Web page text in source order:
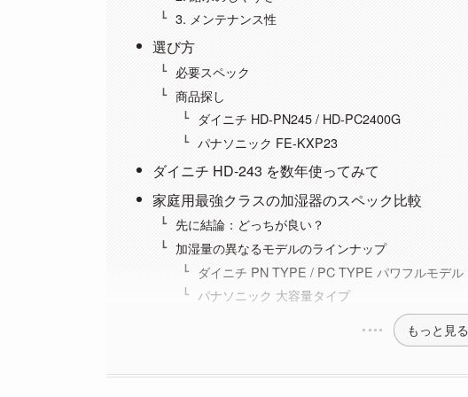
3. メンテナンス性
選び方
必要スペック
商品探し
ダイニチ HD-PN245 / HD-PC2400G
パナソニック FE-KXP23
ダイニチ HD-243 を数年使ってみて
家庭用最強クラスの加湿器のスペック比較
先に結論：どっちが良い？
加湿量の異なるモデルのラインナップ
ダイニチ PN TYPE / PC TYPE パワフルモデル
パナソニック 大容量タイプ
もっと見る